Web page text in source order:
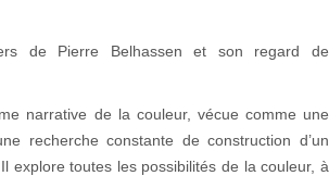
de Pierre Belhassen et son regard de
narrative de la couleur, vécue comme une
recherche constante de construction d’un
explore toutes les possibilités de la couleur, à